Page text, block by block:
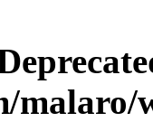
malaro/